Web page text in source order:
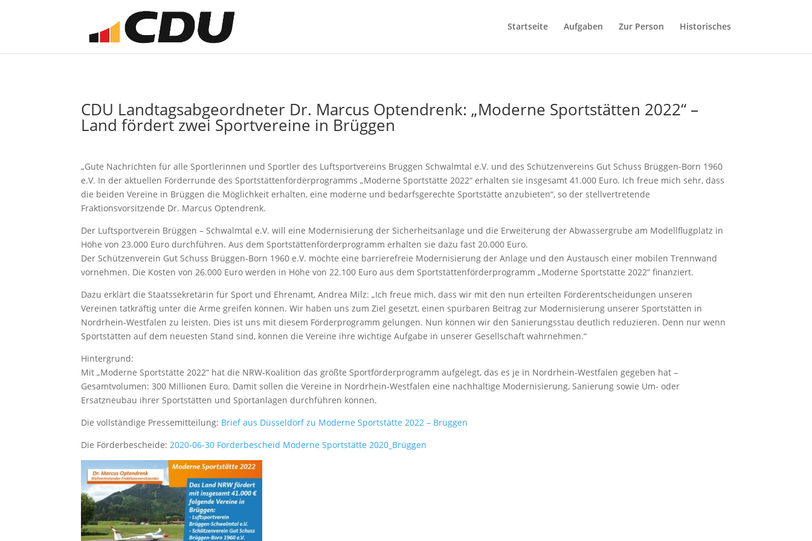
Startseite Aufgaben Zur Person Historisches
CDU Landtagsabgeordneter Dr. Marcus Optendrenk: „Moderne Sportstätten 2022“ –
Land fördert zwei Sportvereine in Brüggen
„Gute Nachrichten für alle Sportlerinnen und Sportler des Luftsportvereins Brüggen Schwalmtal e.V. und des Schützenvereins Gut Schuss Brüggen-Born 1960
e.V. In der aktuellen Förderrunde des Sportstättenförderprogramms „Moderne Sportstätte 2022“ erhalten sie insgesamt 41.000 Euro. Ich freue mich sehr, dass
die beiden Vereine in Brüggen die Möglichkeit erhalten, eine moderne und bedarfsgerechte Sportstätte anzubieten“, so der stellvertretende
Fraktionsvorsitzende Dr. Marcus Optendrenk.
Der Luftsportverein Brüggen – Schwalmtal e.V. will eine Modernisierung der Sicherheitsanlage und die Erweiterung der Abwassergrube am Modellflugplatz in
Höhe von 23.000 Euro durchführen. Aus dem Sportstättenförderprogramm erhalten sie dazu fast 20.000 Euro.
Der Schützenverein Gut Schuss Brüggen-Born 1960 e.V. möchte eine barrierefreie Modernisierung der Anlage und den Austausch einer mobilen Trennwand
vornehmen. Die Kosten von 26.000 Euro werden in Höhe von 22.100 Euro aus dem Sportstättenförderprogramm „Moderne Sportstätte 2022“ finanziert.
Dazu erklärt die Staatssekretärin für Sport und Ehrenamt, Andrea Milz: „Ich freue mich, dass wir mit den nun erteilten Förderentscheidungen unseren
Vereinen tatkräftig unter die Arme greifen können. Wir haben uns zum Ziel gesetzt, einen spürbaren Beitrag zur Modernisierung unserer Sportstätten in
Nordrhein-Westfalen zu leisten. Dies ist uns mit diesem Förderprogramm gelungen. Nun können wir den Sanierungsstau deutlich reduzieren. Denn nur wenn
Sportstätten auf dem neuesten Stand sind, können die Vereine ihre wichtige Aufgabe in unserer Gesellschaft wahrnehmen.“
Hintergrund:
Mit „Moderne Sportstätte 2022“ hat die NRW-Koalition das größte Sportförderprogramm aufgelegt, das es je in Nordrhein-Westfalen gegeben hat –
Gesamtvolumen: 300 Millionen Euro. Damit sollen die Vereine in Nordrhein-Westfalen eine nachhaltige Modernisierung, Sanierung sowie Um- oder
Ersatzneubau ihrer Sportstätten und Sportanlagen durchführen können.
Die vollständige Pressemitteilung: Brief aus Düsseldorf zu Moderne Sportstätte 2022 – Brüggen
Die Förderbescheide:2020-06-30 Förderbescheid Moderne Sportstätte 2020_Brüggen